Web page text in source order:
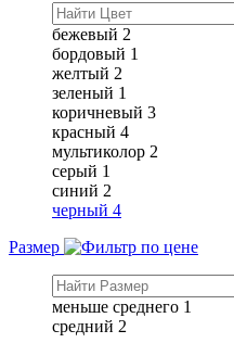
бежевый 2
бордовый 1
желтый 2
зеленый 1
коричневый 3
красный 4
мультиколор 2
серый 1
синий 2
черный 4
Размер
меньше среднего 1
средний 2